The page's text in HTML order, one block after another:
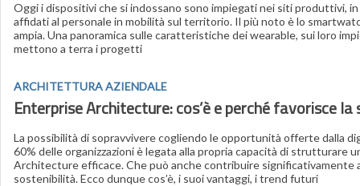
Oggi i dispositivi che si indossano sono impiegati nei siti produttivi,
affidati al personale in mobilità sul territorio. Il più noto è lo
ampia. Una panoramica sulle caratteristiche dei wearable, sui loro
mettono a terra i progetti
ARCHITETTURA AZIENDALE
Enterprise Architecture: cos’è e perché favorisce
La possibilità di sopravvivere cogliendo le opportunità offerte dalla
60% delle organizzazioni è legata alla propria capacità di strutturare
Architecture efficace. Che può anche contribuire significativamente
sostenibilità. Ecco dunque cos’è, i suoi vantaggi, i trend futuri